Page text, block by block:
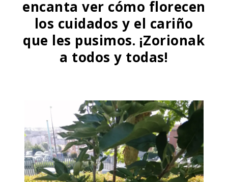
encanta ver cómo florecen
los cuidados y el cariño
que les pusimos. ¡Zorionak
a todos y todas!